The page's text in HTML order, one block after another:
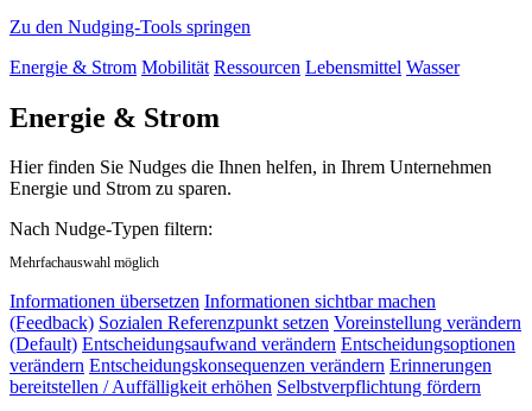
Zu den Nudging-Tools springen
Energie & Strom Mobilität Ressourcen Lebensmittel Wasser
Energie & Strom
Hier finden Sie Nudges die Ihnen helfen, in Ihrem Unternehmen
Energie und Strom zu sparen.
Nach Nudge-Typen filtern:
Mehrfachauswahl möglich
Informationen übersetzen Informationen sichtbar machen
(Feedback) Sozialen Referenzpunkt setzen Voreinstellung verändern
(Default) Entscheidungsaufwand verändern Entscheidungsoptionen
verändern Entscheidungskonsequenzen verändern Erinnerungen
bereitstellen / Auffälligkeit erhöhen Selbstverpflichtung fördern